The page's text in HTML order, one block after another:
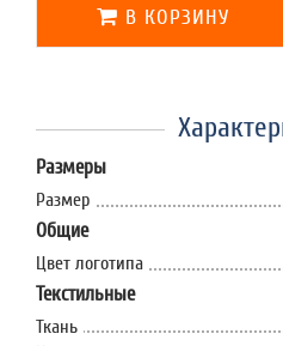
В КОРЗИНУ
Размеры
Размер
Общие
Цвет логотипа
Текстильные
Ткань